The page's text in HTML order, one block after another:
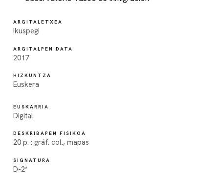
ARGITALETXEA
Ikuspegi
ARGITALPEN DATA
2017
HIZKUNTZA
Euskera
EUSKARRIA
Digital
DESKRIBAPEN FISIKOA
20 p. : gráf. col., mapas
SIGNATURA
D-2*